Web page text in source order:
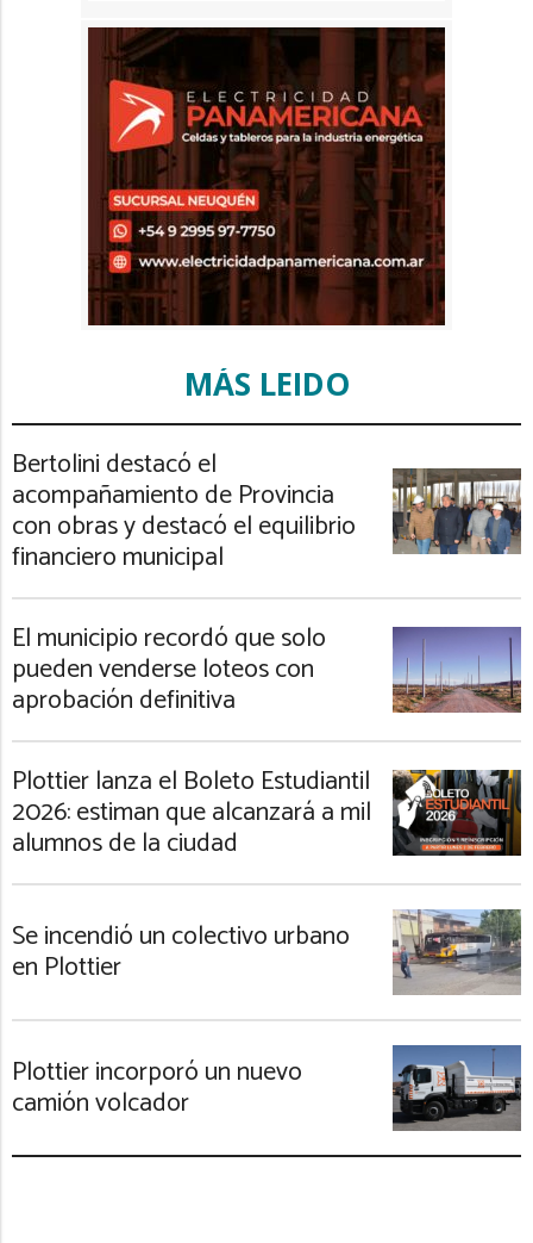
MÁS LEIDO
Bertolini destacó el
acompañamiento de Provincia
con obras y destacó el equilibrio
financiero municipal
El municipio recordó que solo
pueden venderse loteos con
aprobación definitiva
Plottier lanza el Boleto Estudiantil
2026: estiman que alcanzará a mil
alumnos de la ciudad
Se incendió un colectivo urbano
en Plottier
Plottier incorporó un nuevo
camión volcador